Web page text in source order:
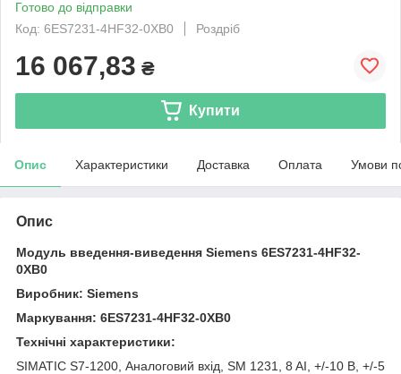
Готово до відправки
Код: 6ES7231-4HF32-0XB0
Роздріб
16 067,83 ₴
Купити
Опис Характеристики Доставка Оплата Умови
Опис
Модуль введення-виведення Siemens 6ES7231-4HF32-
0XB0
Виробник: Siemens
Маркування: 6ES7231-4HF32-0XB0
Технічні характеристики:
SIMATIC S7-1200, Аналоговий вхід, SM 1231, 8 AI, +/-10 В, +/-5